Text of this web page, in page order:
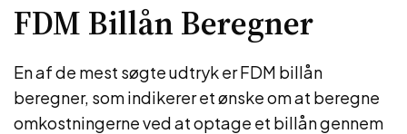
FDM Billån Beregner
En af de mest søgte udtryk er FDM billån
beregner, som indikerer et ønske om at beregne
omkostningerne ved at optage et billån gennem